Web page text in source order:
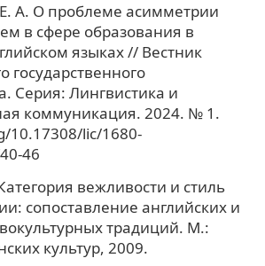
А. О проблеме асимметрии
в сфере образования в
языках // Вестник
государственного
Серия: Лингвистика и
коммуникация. 2024. № 1.
10.17308/lic/1680-
46
вежливости и стиль
сопоставление английских и
традиций. М.:
культур, 2009.